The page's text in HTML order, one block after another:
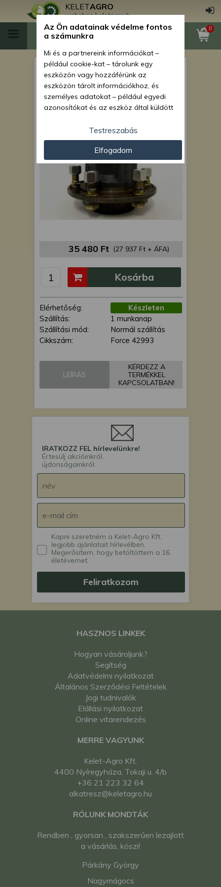
KELETAGRO
webshop.keletagro.hu
0
Force 915 kerékagy, 8
csavaros, minden csavarral és
anyával
35 480 Ft (27 937 Ft + ÁFA)
Elérhetőség:
Készleten
Szállítás:
1 munkanap
Szállítási mód:
Normál szállítás
Cikkszám:
Force 42993
Kosárba
LEÍRÁS
KÉRDEZZ A
TERMÉKKEL
KAPCSOLATBAN!
IRATKOZZ FEL hírlevelünkre!
Értesülj akcióinkról,
újdonságainkról.
Kapni szeretném a Kelet-Agro Kft.
legjobb ajánlatait hírlevélben.
Megerősítem, hogy betöltöttem a 16.
életévemet.
Feliratkozom
HASZNOS LINKEK
Hogyan vásároljunk?
Segítség
Adatvédelmi nyilatkozat
Általános Szerződési Feltételek
Jogi tudnivalók
Elállási nyilatkozat
Online vitarendezés
MERRE VAGYUNK
Kelet-Agro Kft.
4400 Nyíregyháza, Tokaji u. 4/b
+36 21 223 32 64
alkatresz@keletagro.hu
RÓLUNK MONDTÁK
Rendben , gyorsan , szakszerűen lezajlott
a vásárlás, köszi!
Párkány György
Nagymágocs
Az Ön adatainak védelme fontos
a számunkra
Mi és a partnereink információkat –
például cookie-kat – tárolunk egy
eszközön vagy hozzáférünk az
eszközön tárolt információkhoz, és
személyes adatokat – például egyedi
azonosítókat és az eszköz által küldött
személyre szabott hirdetések és
tartalom nyújtásához, hirdetés- és
tartalomméréshez, nézettségi adatok
gyűjtéséhez, valamint termékek
kifejlesztéséhez és a termékek
javításához. Az Ön engedélyével mi és a
partnereink eszközleolvasásos
módszerrel szerzett pontos geolokációs
adatokat és azonosítási információkat
és a partnereink a fent leírtak szerint
lehetőségként a hozzájárulás
megadása vagy elutasítása előtt
megváltoztathatja beállításait. Felhívjuk
figyelmét, hogy személyes adatainak
bizonyos kezeléséhez nem feltétlenül
szükséges az Ön hozzájárulása, de
a weboldalra érvényesek. Erre a
webhelyre visszatérve vagy az
adatvédelmi szabályzatunk segítségével
Testreszabás
Elfogadom